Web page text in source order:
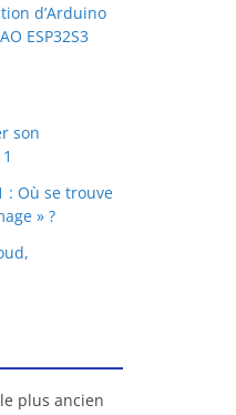
d’Arduino
ESP32S3
son
: Où se trouve
» ?
plus ancien